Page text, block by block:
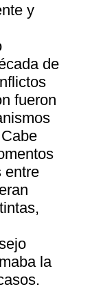
y
de
fueron
entre
la